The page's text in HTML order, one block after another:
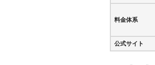
料金体系
公式サイト